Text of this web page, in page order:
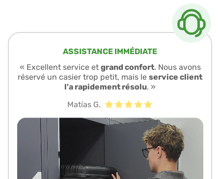
ASSISTANCE IMMÉDIATE
« Excellent service et grand confort. Nous avons
réservé un casier trop petit, mais le service client
l'a rapidement résolu. »
Matías G.